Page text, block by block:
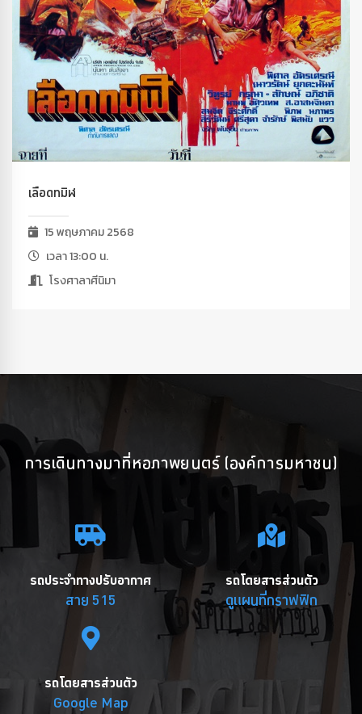
เลือดทมิฬ
15 พฤษภาคม 2568
เวลา 13:00 น.
โรงศาลาศีนิมา
การเดินทางมาที่หอภาพยนตร์ (องค์การมหาชน)
รถประจำทางปรับอากาศ
สาย 515
รถโดยสารส่วนตัว
ดูแผนที่กราฟฟิก
รถโดยสารส่วนตัว
Google Map